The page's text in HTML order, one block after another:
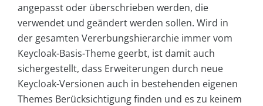
angepasst oder überschrieben werden, die
verwendet und geändert werden sollen. Wird in
der gesamten Vererbungshierarchie immer vom
Keycloak-Basis-Theme geerbt, ist damit auch
sichergestellt, dass Erweiterungen durch neue
Keycloak-Versionen auch in bestehenden eigenen
Themes Berücksichtigung finden und es zu keinem